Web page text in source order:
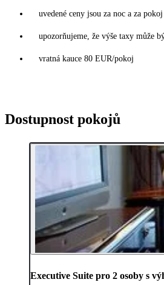
uvedené ceny jsou za noc a za pokoj
upozorňujeme, že výše taxy může
vratná kauce 80 EUR/pokoj
Dostupnost pokojů
Executive Suite pro 2 osoby s